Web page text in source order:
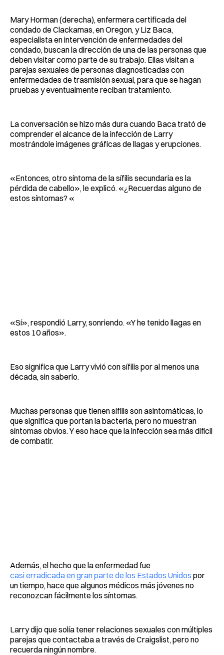
Mary Horman (derecha), enfermera certificada del
condado de Clackamas, en Oregon, y Liz Baca,
especialista en intervención de enfermedades del
condado, buscan la dirección de una de las personas que
deben visitar como parte de su trabajo. Ellas visitan a
parejas sexuales de personas diagnosticadas con
enfermedades de trasmisión sexual, para que se hagan
pruebas y eventualmente reciban tratamiento.
La conversación se hizo más dura cuando Baca trató de
comprender el alcance de la infección de Larry
mostrándole imágenes gráficas de llagas y erupciones.
«Entonces, otro síntoma de la sífilis secundaria es la
pérdida de cabello», le explicó. «¿Recuerdas alguno de
estos síntomas? «
«Sí», respondió Larry, sonriendo. «Y he tenido llagas en
estos 10 años».
Eso significa que Larry vivió con sífilis por al menos una
década, sin saberlo.
Muchas personas que tienen sífilis son asintomáticas, lo
que significa que portan la bacteria, pero no muestran
síntomas obvios. Y eso hace que la infección sea más difícil
de combatir.
Además, el hecho que la enfermedad fue
casi erradicada en gran parte de los Estados Unidos por
un tiempo, hace que algunos médicos más jóvenes no
reconozcan fácilmente los síntomas.
Larry dijo que solía tener relaciones sexuales con múltiples
parejas que contactaba a través de Craigslist, pero no
recuerda ningún nombre.